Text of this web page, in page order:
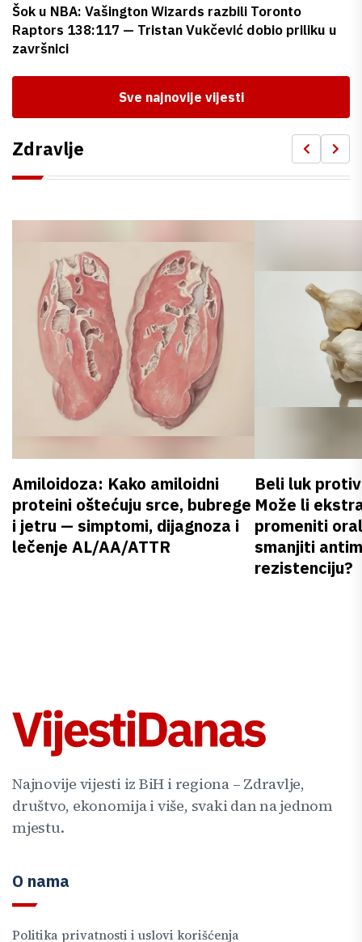
Šok u NBA: Vašington Wizards razbili Toronto
Raptors 138:117 — Tristan Vukčević dobio priliku u
završnici
Sve najnovije vijesti
Zdravlje
Amiloidoza: Kako amiloidni
proteini oštećuju srce, bubrege
i jetru — simptomi, dijagnoza i
lečenje AL/AA/ATTR
Beli luk
Može li
promeniti
smanjiti
rezistenciju?
Najnovije vijesti iz BiH i regiona – Zdravlje,
društvo, ekonomija i više, svaki dan na jednom
mjestu.
O nama
Politika privatnosti i uslovi korišćenja